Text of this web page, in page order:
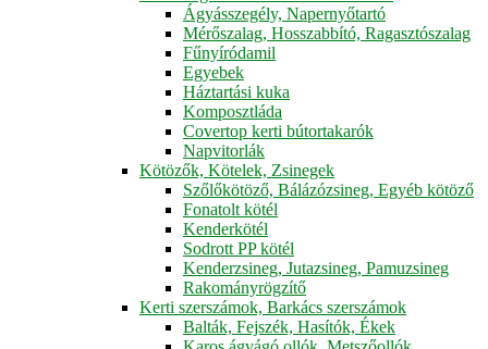
Ágyásszegély, Napernyőtartó
Mérőszalag, Hosszabbító, Ragasztószalag
Fűnyíródamil
Egyebek
Háztartási kuka
Komposztláda
Covertop kerti bútortakarók
Napvitorlák
Kötözők, Kötelek, Zsinegek
Szőlőkötöző, Bálázózsineg, Egyéb kötöző
Fonatolt kötél
Kenderkötél
Sodrott PP kötél
Kenderzsineg, Jutazsineg, Pamuzsineg
Rakományrögzítő
Kerti szerszámok, Barkács szerszámok
Balták, Fejszék, Hasítók, Ékek